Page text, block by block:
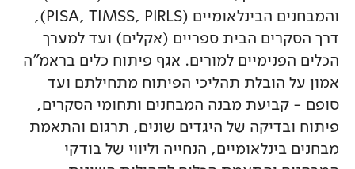
והמבחנים הבינלאומיים (PISA, TIMSS, PIRLS),
דרך הסקרים הבית ספריים (אקלים) ועד למערך
הכלים הפנימיים למורים. אגף פיתוח כלים בראמ"ה
אמון על הובלת תהליכי הפיתוח מתחילתם ועד
סופם - קביעת מבנה המבחנים ותחומי הסקרים,
פיתוח ובדיקה של היגדים שונים, תרגום והתאמת
מבחנים בינלאומיים, הנחייה וליווי של בודקי